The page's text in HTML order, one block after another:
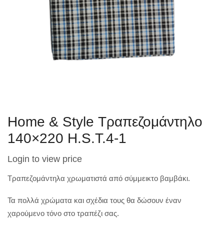
Home & Style Τραπεζομάντηλο
140×220 H.S.T.4-1
Login to view price
Τραπεζομάντηλα χρωματιστά από σύμμεικτο βαμβάκι.
Τα πολλά χρώματα και σχέδια τους θα δώσουν έναν
χαρούμενο τόνο στο τραπέζι σας.